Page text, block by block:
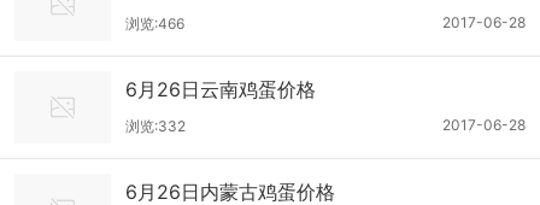
2017-06-28
浏览:466
6月26日云南鸡蛋价格
2017-06-28
浏览:332
6月26日内蒙古鸡蛋价格